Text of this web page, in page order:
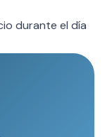
durante el día